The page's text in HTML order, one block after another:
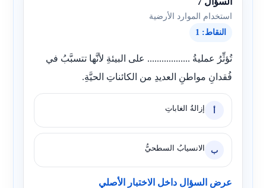
استخدام الموارد الأرضية
النقاط: 1
تُؤثِّرُ عمليةُ .................. على البيئةِ لأنَّها تتسبَّبُ في
فُقدانِ مواطنِ العديدِ من الكائناتِ الحيَّةِ.
أ إزالةُ الغاباتِ
ب الانسيابُ السطحيُّ
عرض السؤال داخل الاختبار الأصلي